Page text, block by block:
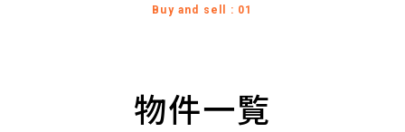
Buy and sell : 01
物件一覧